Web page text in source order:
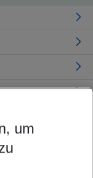
um